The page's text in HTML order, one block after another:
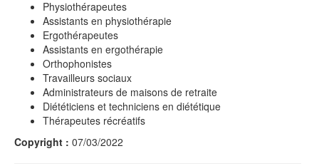
Physiothérapeutes
Assistants en physiothérapie
Ergothérapeutes
Assistants en ergothérapie
Orthophonistes
Travailleurs sociaux
Administrateurs de maisons de retraite
Diététiciens et techniciens en diététique
Thérapeutes récréatifs
Copyright : 07/03/2022